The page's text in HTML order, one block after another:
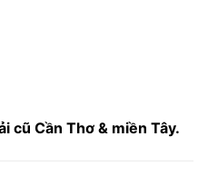
cũ Cần Thơ & miền Tây.